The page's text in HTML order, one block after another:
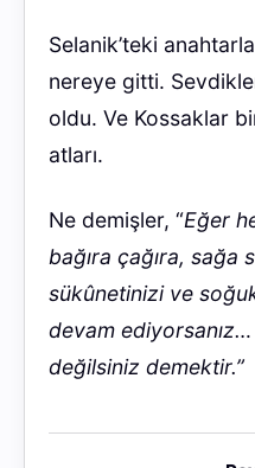
Selanik’teki
nereye gitti.
oldu. Ve Kossaklar
atları.
Ne demişler, “Eğer
bağıra çağıra, sağa
sükûnetinizi ve
devam
değilsiniz demektir.”